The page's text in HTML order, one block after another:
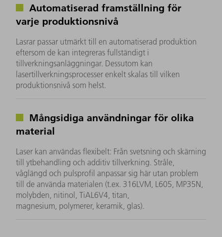
Automatiserad framställning för
varje produktionsnivå
Lasrar passar utmärkt till en automatiserad produktion
eftersom de kan integreras fullständigt i
tillverkningsanläggningar. Dessutom kan
lasertillverkningsprocesser enkelt skalas till vilken
produktionsnivå som helst.
Mångsidiga användningar för olika
material
Laser kan användas flexibelt: Från svetsning och skärning
till ytbehandling och additiv tillverkning. Stråle,
våglängd och pulsprofil anpassar sig här utan problem
till de använda materialen (t.ex. 316LVM, L605, MP35N,
molybden, nitinol, TiAL6V4, titan,
magnesium, polymerer, keramik, glas).